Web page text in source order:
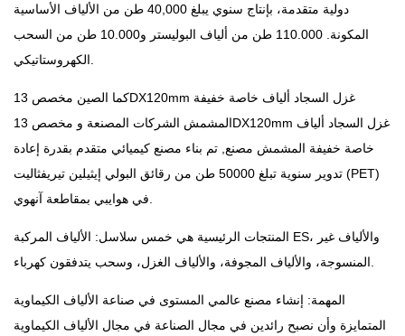
دولية متقدمة، بإنتاج سنوي يبلغ 40,000 طن من الألياف الأساسية
المكونة. 110.000 طن من ألياف البوليستر و10.000 طن من السحب
كما الصين
مخصص 13DX120mm غزل السجاد ألياف خاصة خفيفة
المشمش الشركات المصنعة و
مخصص 13DX120mm غزل السجاد ألياف
خاصة خفيفة المشمش مصنع , تم بناء مصنع كيميائي متقدم بقدرة إعادة
تدوير سنوية تبلغ 50000 طن من رقائق البولي إيثيلين تيريفثاليت (PET)
المنتجات الرئيسية هي خمس سلاسل: الألياف المركبة ES، والألياف غير
المهمة: إنشاء مصنع عالمي المستوى في صناعة الألياف الكيماوية
المتمايزة وأن نصبح رائدين في مجال الصناعة في مجال الألياف الكيماوية